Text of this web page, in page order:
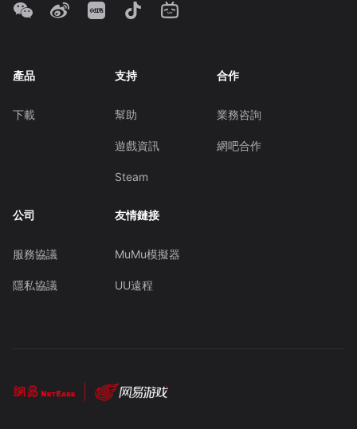
產品
下載
支持
幫助
遊戲資訊
Steam
合作
業務咨詢
網吧合作
公司
服務協議
隱私協議
友情鏈接
MuMu模擬器
UU遠程